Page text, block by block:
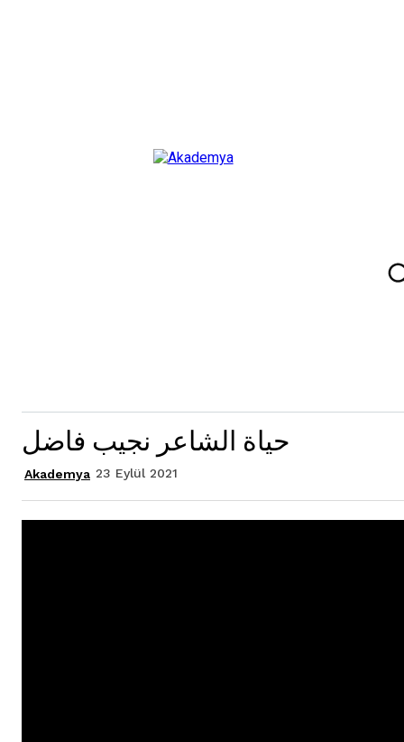
حياة الشاعر نجيب فاضل
Akademya 23 Eylül 2021